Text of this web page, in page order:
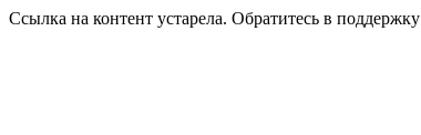
Ссылка на контент устарела. Обратитесь в поддержку